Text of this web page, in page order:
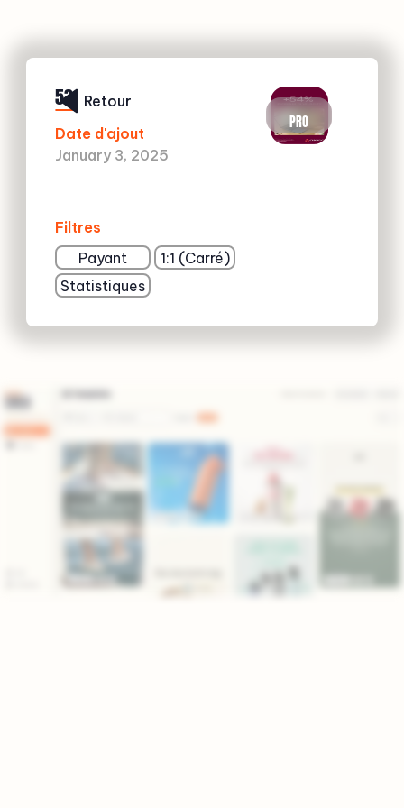
53
Date d'ajout
January 3, 2025
Filtres
Payant
1:1 (Carré)
Statistiques
PRO
Retour